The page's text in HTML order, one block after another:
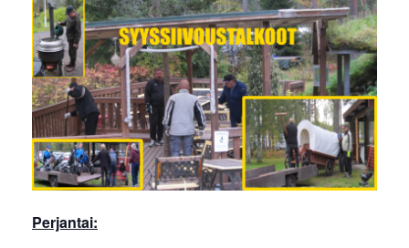
Perjantai: